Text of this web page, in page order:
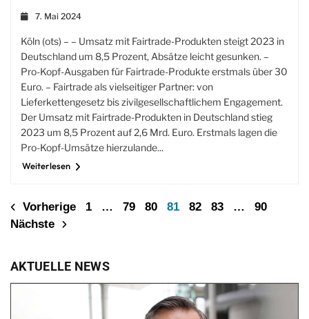
AKTUELLE NEWS
7. Mai 2024
Köln (ots) – – Umsatz mit Fairtrade-Produkten steigt 2023 in
Deutschland um 8,5 Prozent, Absätze leicht gesunken. –
Pro-Kopf-Ausgaben für Fairtrade-Produkte erstmals über 30
Euro. – Fairtrade als vielseitiger Partner: von
Lieferkettengesetz bis zivilgesellschaftlichem Engagement.
Der Umsatz mit Fairtrade-Produkten in Deutschland stieg
2023 um 8,5 Prozent auf 2,6 Mrd. Euro. Erstmals lagen die
Pro-Kopf-Umsätze hierzulande...
Weiterlesen
Vorherige 1 … 79 80 81 82 83 …
90
Nächste